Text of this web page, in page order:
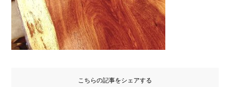
こちらの記事をシェアする